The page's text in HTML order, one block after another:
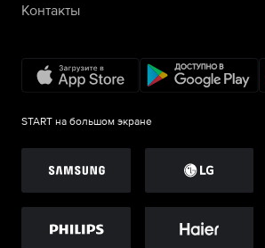
Контакты
START на большом экране